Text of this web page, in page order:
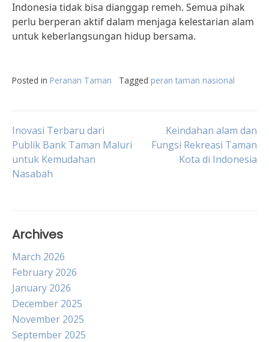
Indonesia tidak bisa dianggap remeh. Semua pihak
perlu berperan aktif dalam menjaga kelestarian alam
untuk keberlangsungan hidup bersama.
Posted in Peranan Taman Tagged peran taman nasional
Post
navigation
Inovasi Terbaru dari
Publik Bank Taman Maluri
untuk Kemudahan
Nasabah
Keindahan alam dan
Fungsi Rekreasi Taman
Kota di Indonesia
Archives
March 2026
February 2026
January 2026
December 2025
November 2025
September 2025